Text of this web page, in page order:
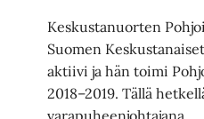
Keskustanuorten
Suomen
aktiivi ja hän toimi
2018–2019. Tällä
varapuheenjohtajana.